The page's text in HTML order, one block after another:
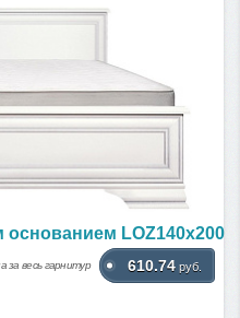
основанием LOZ140х200
за весь гарнитур 610.74 руб.